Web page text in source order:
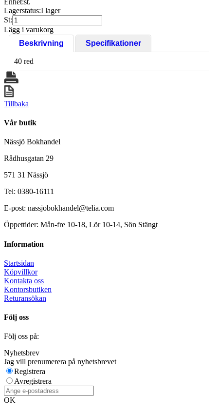
Lagerstatus:I lager
St:
Lägg i varukorg
Beskrivning
Specifikationer
40 red
Tillbaka
Vår butik
Nässjö Bokhandel
Rådhusgatan 29
571 31 Nässjö
Tel: 0380-16111
E-post: nassjobokhandel@telia.com
Öppettider: Mån-fre 10-18, Lör 10-14, Sön Stängt
Information
Startsidan
Köpvillkor
Kontakta oss
Kontorsbutiken
Returansökan
Följ oss
Följ oss på:
Nyhetsbrev
Jag vill prenumerera på nyhetsbrevet
Registrera
Avregistrera
OK